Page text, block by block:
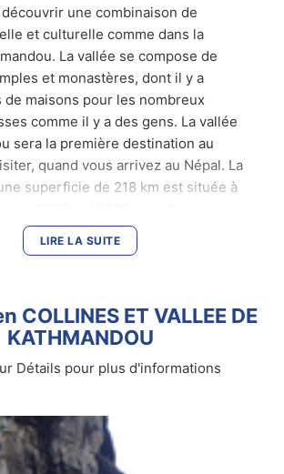
une combinaison de
et culturelle comme dans la
La vallée se compose de
et monastères, dont il y a
de maisons pour les nombreux
comme il y a des gens. La vallée
sera la première destination au
quand vous arrivez au Népal. La
superficie de 218 km est située à
LIRE LA SUITE
COLLINES ET VALLEE DE
KATHMANDOU
Détails pour plus d'informations